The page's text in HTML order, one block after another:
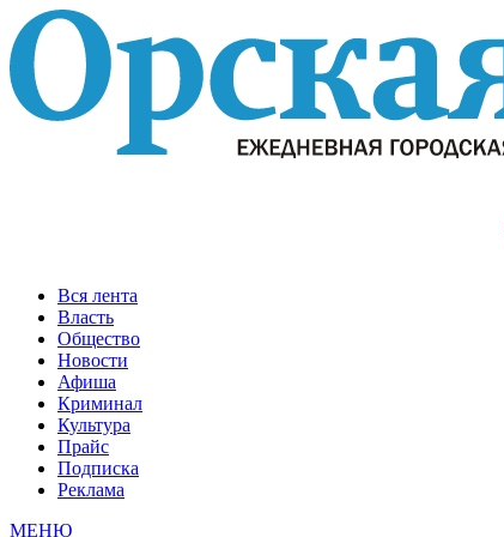
Вся лента
Власть
Общество
Новости
Афиша
Криминал
Культура
Прайс
Подписка
Реклама
МЕНЮ